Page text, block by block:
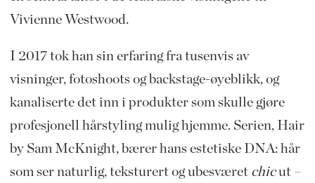
Vivienne Westwood.
I 2017 tok han sin erfaring fra tusenvis av
visninger, fotoshoots og backstage-øyeblikk, og
kanaliserte det inn i produkter som skulle gjøre
profesjonell hårstyling mulig hjemme. Serien, Hair
by Sam McKnight, bærer hans estetiske DNA: hår
som ser naturlig, teksturert og ubesværet chicut –